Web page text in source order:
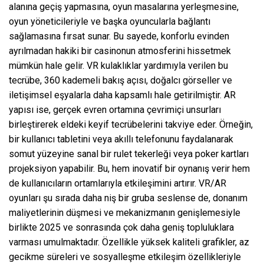
alanına geçiş yapmasına, oyun masalarına yerleşmesine,
oyun yöneticileriyle ve başka oyuncularla bağlantı
sağlamasına fırsat sunar. Bu sayede, konforlu evinden
ayrılmadan hakiki bir casinonun atmosferini hissetmek
mümkün hale gelir. VR kulaklıklar yardımıyla verilen bu
tecrübe, 360 kademeli bakış açısı, doğalcı görseller ve
iletişimsel eşyalarla daha kapsamlı hale getirilmiştir. AR
yapısı ise, gerçek evren ortamına çevrimiçi unsurları
birleştirerek eldeki keyif tecrübelerini takviye eder. Örneğin,
bir kullanıcı tabletini veya akıllı telefonunu faydalanarak
somut yüzeyine sanal bir rulet tekerleği veya poker kartları
projeksiyon yapabilir. Bu, hem inovatif bir oynanış verir hem
de kullanıcıların ortamlarıyla etkileşimini artırır. VR/AR
oyunları şu sırada daha niş bir gruba seslense de, donanım
maliyetlerinin düşmesi ve mekanizmanın genişlemesiyle
birlikte 2025 ve sonrasında çok daha geniş topluluklara
varması umulmaktadır. Özellikle yüksek kaliteli grafikler, az
gecikme süreleri ve sosyalleşme etkileşim özellikleriyle